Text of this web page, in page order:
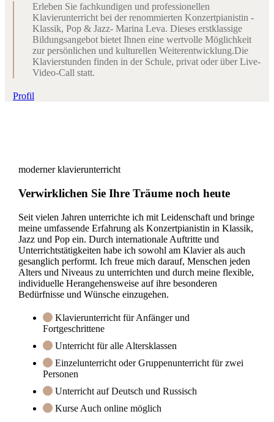
Erleben Sie fachkundigen und professionellen
Klavierunterricht bei der renommierten Konzertpianistin -
Klassik, Pop & Jazz- Marina Leva. Dieses erstklassige
Bildungsangebot bietet Ihnen eine wertvolle Möglichkeit
zur persönlichen und kulturellen Weiterentwicklung.Die
Klavierstunden finden in der Schule, privat oder über Live-
Video-Call statt.
Profil
moderner klavierunterricht
Verwirklichen Sie Ihre Träume noch heute
Seit vielen Jahren unterrichte ich mit Leidenschaft und bringe
meine umfassende Erfahrung als Konzertpianistin in Klassik,
Jazz und Pop ein. Durch internationale Auftritte und
Unterrichtstätigkeiten habe ich sowohl am Klavier als auch
gesanglich performt. Ich freue mich darauf, Menschen jeden
Alters und Niveaus zu unterrichten und durch meine flexible,
individuelle Herangehensweise auf ihre besonderen
Bedürfnisse und Wünsche einzugehen.
Klavierunterricht für Anfänger und
Fortgeschrittene
Unterricht für alle Altersklassen
Einzelunterricht oder Gruppenunterricht für zwei
Personen
Unterricht auf Deutsch und Russisch
Kurse Auch online möglich